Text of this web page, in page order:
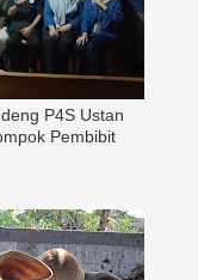
P4S Ustan
Pembibit